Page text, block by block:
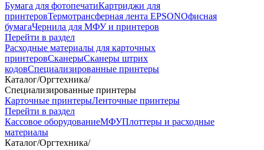
Бумага для фотопечатиКартриджи для
принтеровТермотрансферная лента EPSONОфисная
бумагаЧернила для МФУ и принтеров
Перейти в раздел
Расходные материалы для карточных
принтеровСканерыСканеры штрих
кодовСпециализированные принтеры
Каталог/Оргтехника/
Специализированные принтеры
Карточные принтерыЛенточные принтеры
Перейти в раздел
Кассовое оборудованиеМФУПлоттеры и расходные
материалы
Каталог/Оргтехника/